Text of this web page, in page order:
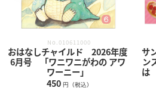
No.010611000
おはなしチャイルド 2026年度
6月号 「ワニワニがわの アワ
ワーニー」
450 円（税込）
サ
ン
は